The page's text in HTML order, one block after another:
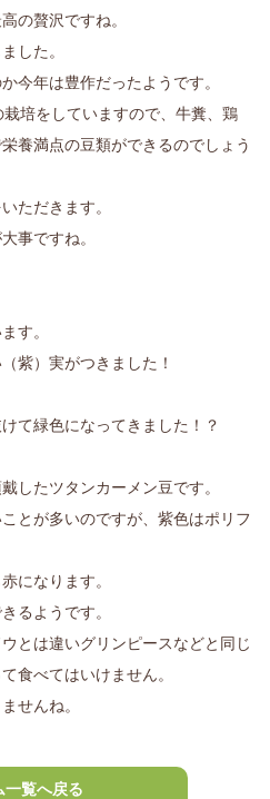
の贅沢ですね。
した。
今年は豊作だったようです。
培をしていますので、牛糞、鶏
養満点の豆類ができるのでしょう
ただきます。
事ですね。
す。
紫）実がつきました！
て緑色になってきました！？
したツタンカーメン豆です。
とが多いのですが、紫色はポリフ
になります。
るようです。
とは違いグリンピースなどと同じ
食べてはいけません。
せんね。
一覧へ戻る